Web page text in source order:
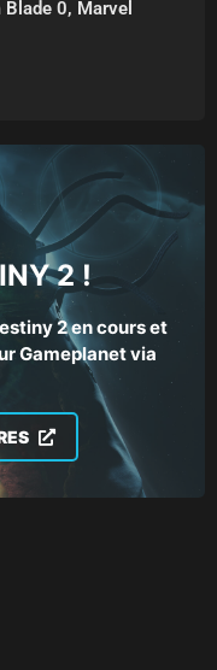
Blade 0, Marvel
2 !
2 en cours et
Gameplanet via